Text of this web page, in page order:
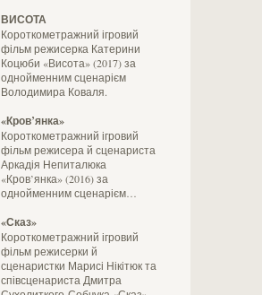
ВИСОТА
Короткометражний ігровий
фільм режисерка Катерини
Коцюби «Висота» (2017) за
однойменним сценарієм
Володимира Коваля.
«Кров’янка»
Короткометражний ігровий
фільм режисера й сценариста
Аркадія Непиталюка
«Кров’янка» (2016) за
однойменним сценарієм…
«Сказ»
Короткометражний ігровий
фільм режисерки й
сценаристки Марисі Нікітюк та
співсценариста Дмитра